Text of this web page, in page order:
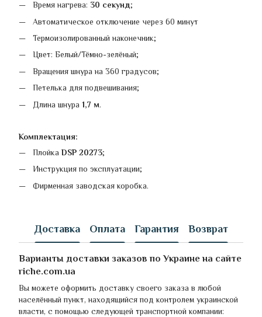
Время нагрева: 30 секунд;
Автоматическое отключение через 60 минут
Термоизолированный наконечник;
Цвет: Белый/Тёмно-зелёный;
Вращения шнура на 360 градусов;
Петелька для подвешивания;
Длина шнура 1,7 м.
Комплектация:
Плойка DSP 20273;
Инструкция по эксплуатации;
Фирменная заводская коробка.
Доставка Оплата Гарантия Возврат
Варианты доставки заказов по Украине на сайте
riche.com.ua
Вы можете оформить доставку своего заказа в любой
населённый пункт, находящийся под контролем украинской
власти, с помощью следующей транспортной компании: